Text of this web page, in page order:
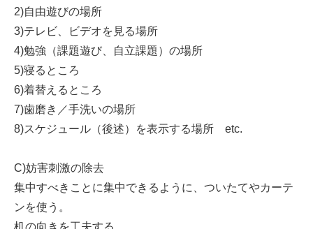
2)自由遊びの場所
3)テレビ、ビデオを見る場所
4)勉強（課題遊び、自立課題）の場所
5)寝るところ
6)着替えるところ
7)歯磨き／手洗いの場所
8)スケジュール（後述）を表示する場所 etc.
C)妨害刺激の除去
集中すべきことに集中できるように、ついたてやカーテ
ンを使う。
机の向きを工夫する。